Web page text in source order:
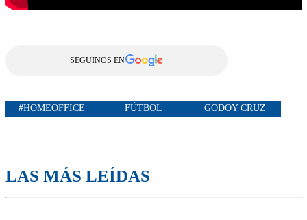
SEGUINOS EN
#HOMEOFFICE FÚTBOL GODOY CRUZ
LAS MÁS LEÍDAS